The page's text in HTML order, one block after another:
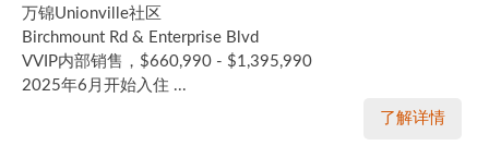
万锦Unionville社区
Birchmount Rd & Enterprise Blvd
VVIP内部销售，$660,990 - $1,395,990
2025年6月开始入住 ...
了解详情